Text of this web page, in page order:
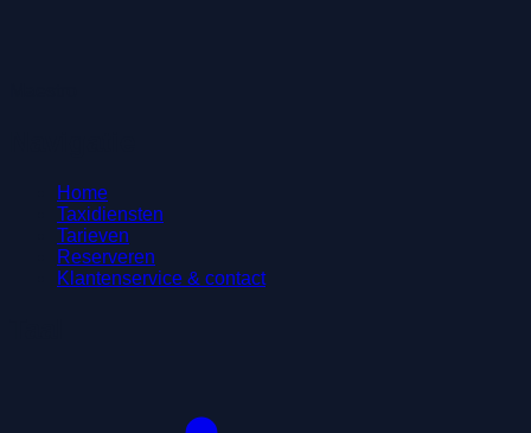
Home
Taxidiensten
Tarieven
Reserveren
Klantenservice & contact